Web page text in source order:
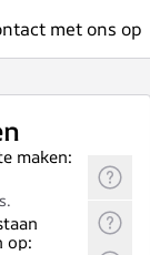
met ons op
maken:
op: